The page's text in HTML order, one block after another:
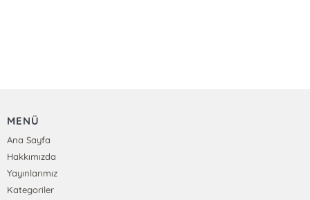
MENÜ
Ana Sayfa
Hakkımızda
Yayınlarımız
Kategoriler